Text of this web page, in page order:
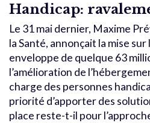
Handicap:
Le 31 mai dernier, Maxime
la Santé, annonçait la mise sur
enveloppe de quelque 63
l’amélioration de
charge des personnes
priorité d’apporter des
place reste-t-il pour